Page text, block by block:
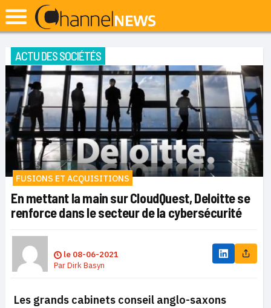
ACTU DES SOCIÉTÉS
FUSIONS ET ACQUISITIONS
En mettant la main sur CloudQuest, Deloitte se
renforce dans le secteur de la cybersécurité
le 08-06-2021
ParDirk Basyn
Les grands cabinets conseil anglo-saxons